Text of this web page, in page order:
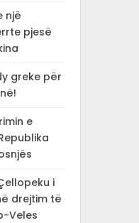
një
pjesë
greke për
e
i
drejtim të
Veles